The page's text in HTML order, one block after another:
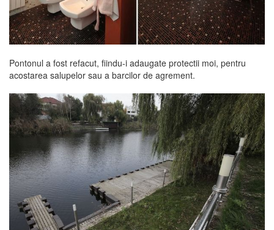
Pontonul a fost refacut, fiindu-i adaugate protectii moi, pentru
acostarea salupelor sau a barcilor de agrement.